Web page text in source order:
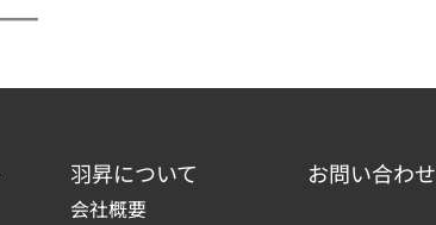
羽昇について
会社概要
お問い合わせ